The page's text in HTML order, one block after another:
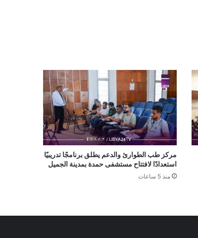
مركز طب الطوارئ والدعم يطلق برنامجًا تدريبيًا
استعدادًا لافتتاح مستشفى حمدة بمدينة الجميل
منذ 5 ساعات